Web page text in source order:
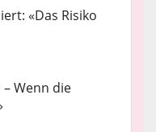
«Das Risiko
Wenn die